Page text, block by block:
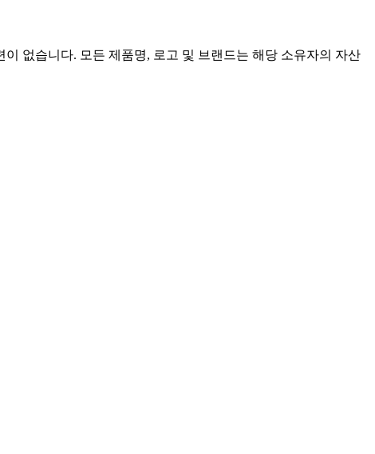
이 없습니다. 모든 제품명, 로고 및 브랜드는 해당 소유자의 자산